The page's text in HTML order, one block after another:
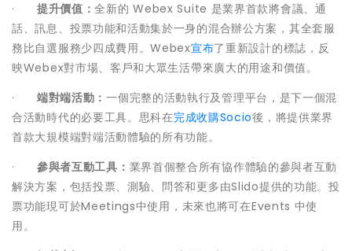
· 提升價值：全新的 Webex Suite 是業界首款將會議、通
話、訊息、投票功能和活動集於一身的混合辦公方案，其全套服
務比自選服務少四成費用。Webex宣布了重新設計的標誌，反
映Webex對市場、客戶和大眾生活帶來廣大的用途和價值。
· 端對端活動：一個完整的活動執行及管理平台，是下一個混
合活動時代的必要工具。思科在完成收購Socio後，將提供業界
首款大規模端對端活動體驗的所有功能。
· 參與者互動工具： 業界首個整合所有協作體驗的參與者互動
解決方案，包括投票、測驗、問答和更多由Slido提供的功能。投
票功能現可於Meetings中使用，未來也將可在Events 中使
用。